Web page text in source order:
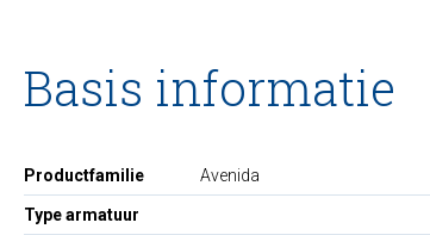
Basis informatie
Productfamilie Avenida
Type armatuur